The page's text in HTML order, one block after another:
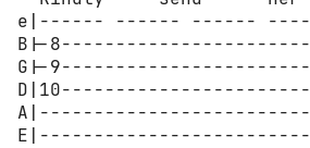
e|------ ------ ------
B|-
G|-